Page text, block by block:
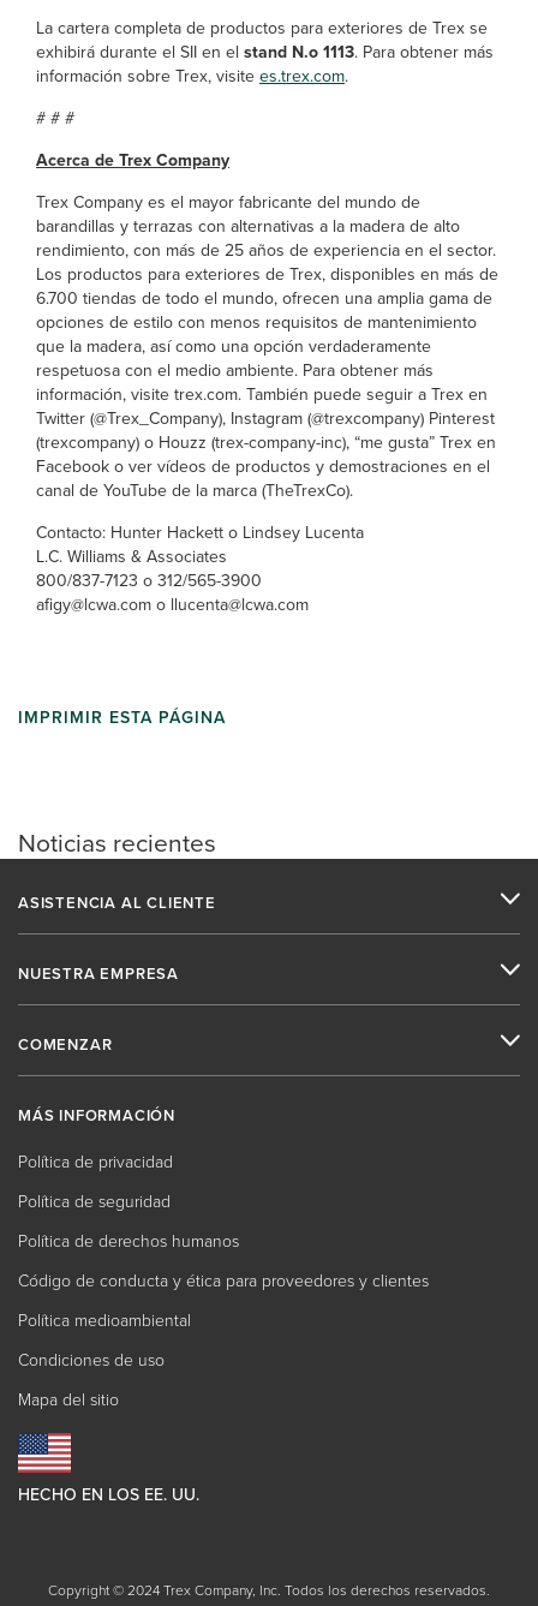
Noticias recientes
La cartera completa de productos para exteriores de Trex se
exhibirá durante el SII en el stand N.o 1113. Para obtener más
información sobre Trex, visitees.trex.com.
# # #
Acerca de Trex Company
Trex Company es el mayor fabricante del mundo de
barandillas y terrazas con alternativas a la madera de alto
rendimiento, con más de 25 años de experiencia en el sector.
Los productos para exteriores de Trex, disponibles en más de
6.700 tiendas de todo el mundo, ofrecen una amplia gama de
opciones de estilo con menos requisitos de mantenimiento
que la madera, así como una opción verdaderamente
respetuosa con el medio ambiente. Para obtener más
información, visite trex.com. También puede seguir a Trex en
Twitter (@Trex_Company), Instagram (@trexcompany) Pinterest
(trexcompany) o Houzz (trex-company-inc), “me gusta” Trex en
Facebook o ver vídeos de productos y demostraciones en el
canal de YouTube de la marca (TheTrexCo).
Contacto: Hunter Hackett o Lindsey Lucenta
L.C. Williams & Associates
800/837-7123 o 312/565-3900
afigy@lcwa.com o llucenta@lcwa.com
IMPRIMIR ESTA PÁGINA
ASISTENCIA AL CLIENTE
NUESTRA EMPRESA
COMENZAR
MÁS INFORMACIÓN
Política de privacidad
Política de seguridad
Política de derechos humanos
Código de conducta y ética para proveedores y clientes
Política medioambiental
Condiciones de uso
Mapa del sitio
HECHO EN LOS EE. UU.
Copyright © 2024 Trex Company, Inc. Todos los derechos reservados.